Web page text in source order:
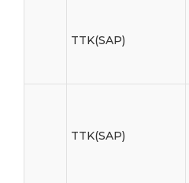
TTK(SAP)
TTK(SAP)